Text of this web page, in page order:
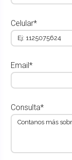
Celular*
Email*
Consulta*